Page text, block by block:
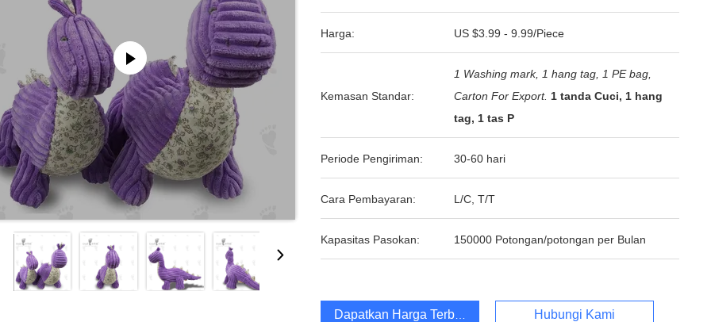
Harga: US $3.99 - 9.99/Piece
Kemasan Standar:
1 Washing mark, 1 hang tag, 1 PE bag,
Carton For Export. 1 tanda Cuci, 1 hang
tag, 1 tas P
Periode Pengiriman: 30-60 hari
Cara Pembayaran: L/C, T/T
Kapasitas Pasokan: 150000 Potongan/potongan per Bulan
Dapatkan Harga Terbaik Hubungi Kami